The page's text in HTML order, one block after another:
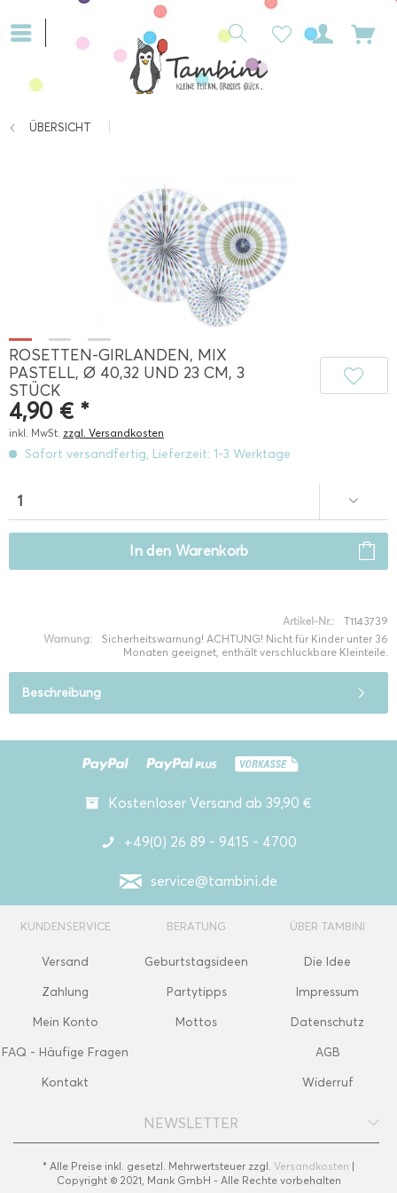
ÜBERSICHT
ROSETTEN-GIRLANDEN, MIX
PASTELL, Ø 40,32 UND 23 CM, 3
STÜCK
4,90 € *
inkl. MwSt. zzgl. Versandkosten
Sofort versandfertig, Lieferzeit: 1-3 Werktage
In den Warenkorb
Artikel-Nr.:
T1143739
Warnung:
Sicherheitswarnung! ACHTUNG! Nicht für Kinder unter 36
Monaten geeignet, enthält verschluckbare Kleinteile.
Beschreibung
Kostenloser Versand ab 39,90 €
+49(0) 26 89 - 9415 - 4700
service@tambini.de
KUNDENSERVICE
Versand
Zahlung
Mein Konto
FAQ - Häufige Fragen
Kontakt
BERATUNG
Geburtstagsideen
Partytipps
Mottos
ÜBER TAMBINI
Die Idee
Impressum
Datenschutz
AGB
Widerruf
NEWSLETTER
* Alle Preise inkl. gesetzl. Mehrwertsteuer zzgl. Versandkosten |
Copyright © 2021, Mank GmbH - Alle Rechte vorbehalten